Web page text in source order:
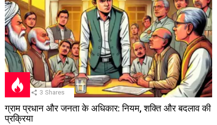
3 Shares
ग्राम प्रधान और जनता के अधिकार: नियम, शक्ति और बदलाव की
प्रक्रिया